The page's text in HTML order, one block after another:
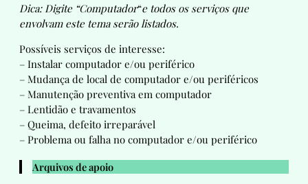
Dica: Digite “Computador“e todos os serviços que
envolvam este tema serão listados.
Possíveis serviços de interesse:
– Instalar computador e/ou periférico
– Mudança de local de computador e/ou periféricos
– Manutenção preventiva em computador
– Lentidão e travamentos
– Queima, defeito irreparável
– Problema ou falha no computador e/ou periférico
Arquivos de apoio